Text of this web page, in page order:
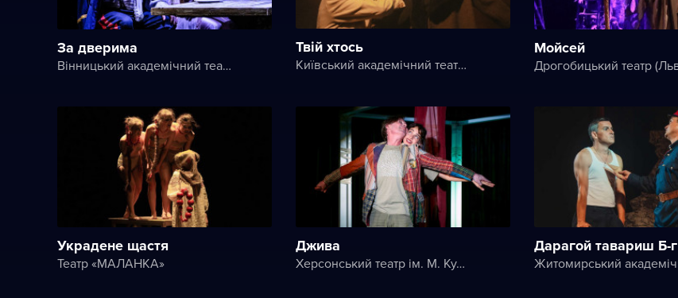
За дверима
Вінницький академічний театр ім. М. К. Садовського
Твій хтось
Київський академічний театр на Печерську
Мойсей
Украдене щастя
Театр «МАЛАНКА»
Джива
Херсонський театр ім. М. Куліша
Дарагой тавариш Б-г